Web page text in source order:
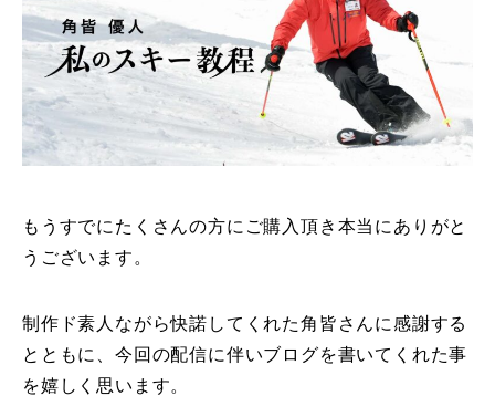
レッスンテーマから選ぶ Lesson Theme
初級1
初級2
PV
もうすでにたくさんの方にご購入頂き本当にありがと
うございます。
制作ド素人ながら快諾してくれた角皆さんに感謝する
とともに、今回の配信に伴いブログを書いてくれた事
を嬉しく思います。